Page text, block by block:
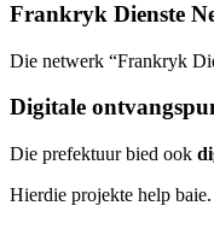
Frankryk Dienste
Die netwerk “Frankryk
Digitale
Die prefektuur bied ook
Hierdie projekte help